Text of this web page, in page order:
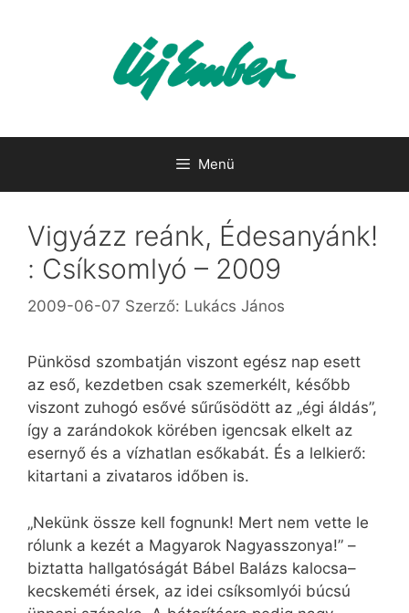
Menü
Vigyázz reánk, Édesanyánk!
: Csíksomlyó – 2009
2009-06-07 Szerző: Lukács János
Pünkösd szombatján viszont egész nap esett
az eső, kezdetben csak szemerkélt, később
viszont zuhogó esővé sűrűsödött az „égi áldás”,
így a zarándokok körében igencsak elkelt az
esernyő és a vízhatlan esőkabát. És a lelkierő:
kitartani a zivataros időben is.
„Nekünk össze kell fognunk! Mert nem vette le
rólunk a kezét a Magyarok Nagyasszonya!” –
biztatta hallgatóságát Bábel Balázs kalocsa–
kecskeméti érsek, az idei csíksomlyói búcsú